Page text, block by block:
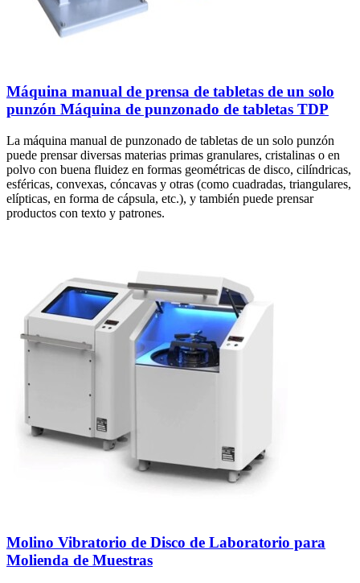
Máquina manual de prensa de tabletas de un solo
punzón Máquina de punzonado de tabletas TDP
La máquina manual de punzonado de tabletas de un solo punzón
puede prensar diversas materias primas granulares, cristalinas o en
polvo con buena fluidez en formas geométricas de disco, cilíndricas,
esféricas, convexas, cóncavas y otras (como cuadradas, triangulares,
elípticas, en forma de cápsula, etc.), y también puede prensar
productos con texto y patrones.
Molino Vibratorio de Disco de Laboratorio para
Molienda de Muestras